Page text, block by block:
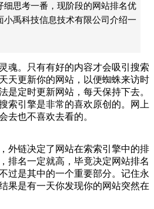
细思考一番，现阶段的网站排名优
小禹科技信息技术有限公司介绍一
魂。只有有好的内容才会吸引搜索
天更新你的网站，以便蜘蛛来访时
是定时更新网站，每天保持下去。
索引擎是非常的喜欢原创的。网上
去也不喜欢去看的。
外链决定了网站在索索引擎中的排
排名一定就高，毕竟决定网站排名
过是其中的一个重要部分。记住永
果是有一天你发现你的网站突然在